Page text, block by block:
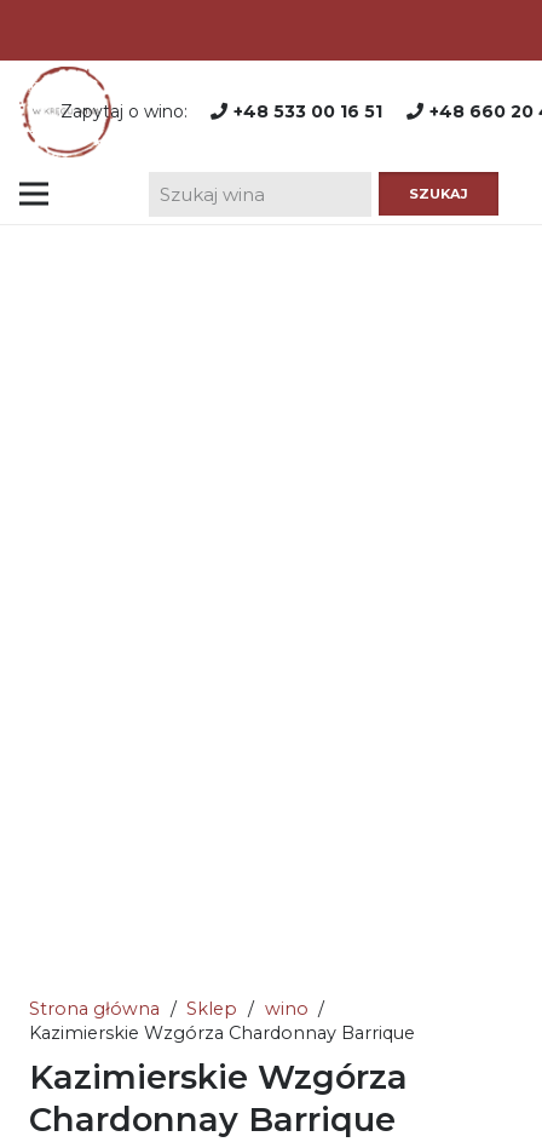
Zapytaj o wino: +48 533 00 16 51 +48 660 20
Strona główna / Sklep / wino /
Kazimierskie Wzgórza Chardonnay Barrique
Kazimierskie Wzgórza
Chardonnay Barrique